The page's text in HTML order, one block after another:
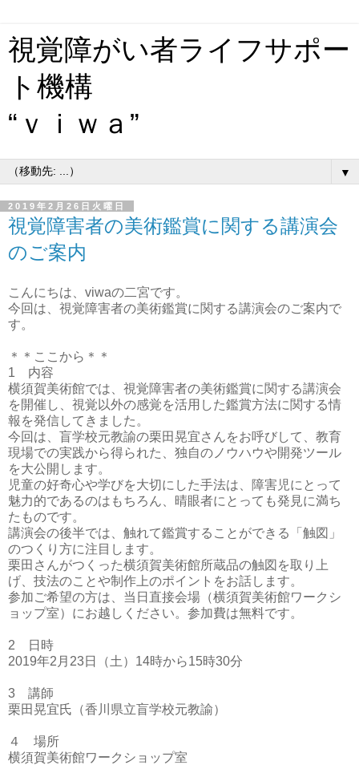
視覚障がい者ライフサポー
ト機構
“ｖｉｗａ”
▼
2019年2月26日火曜日
視覚障害者の美術鑑賞に関する講演会
のご案内
こんにちは、viwaの二宮です。
今回は、 視覚障害者の美術鑑賞に関する講演会のご案内で
す。
＊＊ここから＊＊
1 内容
横須賀美術館では、視覚障害者の美術鑑賞に関する講演会
を開催し、視覚以外の感覚を活用した鑑賞方法に関する情
報を発信してきました。
今回は、盲学校元教諭の栗田晃宜さんをお呼びして、教育
現場での実践から得られた、独自のノウハウや開発ツール
を大公開します。
児童の好奇心や学びを大切にした手法は、障害児にとって
魅力的であるのはもちろん、晴眼者にとっても発見に満ち
たものです。
講演会の後半では、触れて鑑賞することができる「触図」
のつくり方に注目します。
栗田さんがつくった横須賀美術館所蔵品の触図を取り上
げ、技法のことや制作上のポイントをお話します。
参加ご希望の方は、当日直接会場（横須賀美術館ワークシ
ョップ室）にお越しください。参加費は無料です。
2 日時
2019年2 月 23日（土） 14時から15時30分
3 講師
栗田晃宜氏（香川県立盲学校元教諭）
４ 場所
横須賀美術館ワークショップ室